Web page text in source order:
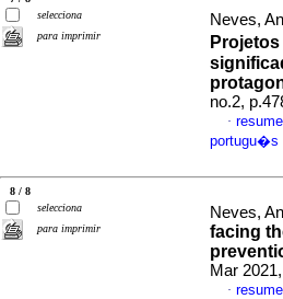
selecciona
para imprimir
Neves,
no.2,
·
portugu�s
8 / 8
selecciona
para imprimir
Neves,
facing
Mar
·